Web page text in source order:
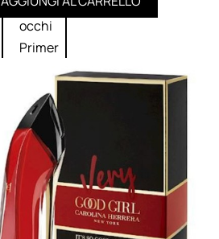
Palette
occhi
Primer
Eyeliner
Mascara
Matita
occhi
Antiocchiaie
e correttori
Matita
sopracciglia